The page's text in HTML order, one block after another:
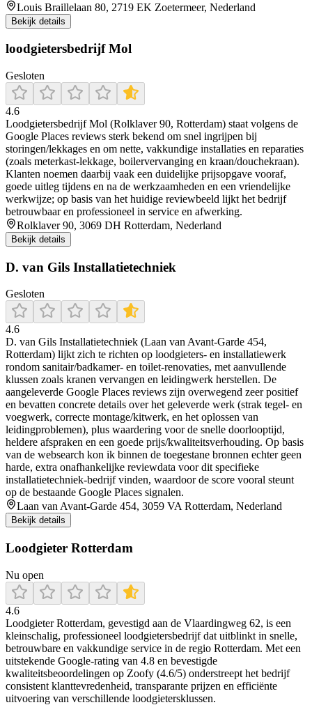
Louis Braillelaan 80, 2719 EK Zoetermeer, Nederland
Bekijk details
loodgietersbedrijf Mol
Gesloten
4.6
Loodgietersbedrijf Mol (Rolklaver 90, Rotterdam) staat volgens de
Google Places reviews sterk bekend om snel ingrijpen bij
storingen/lekkages en om nette, vakkundige installaties en reparaties
(zoals meterkast-lekkage, boilervervanging en kraan/douchekraan).
Klanten noemen daarbij vaak een duidelijke prijsopgave vooraf,
goede uitleg tijdens en na de werkzaamheden en een vriendelijke
werkwijze; op basis van het huidige reviewbeeld lijkt het bedrijf
betrouwbaar en professioneel in service en afwerking.
Rolklaver 90, 3069 DH Rotterdam, Nederland
Bekijk details
D. van Gils Installatietechniek
Gesloten
4.6
D. van Gils Installatietechniek (Laan van Avant-Garde 454,
Rotterdam) lijkt zich te richten op loodgieters- en installatiewerk
rondom sanitair/badkamer- en toilet-renovaties, met aanvullende
klussen zoals kranen vervangen en leidingwerk herstellen. De
aangeleverde Google Places reviews zijn overwegend zeer positief
en bevatten concrete details over het geleverde werk (strak tegel- en
voegwerk, correcte montage/kitwerk, en het oplossen van
leidingproblemen), plus waardering voor de snelle doorlooptijd,
heldere afspraken en een goede prijs/kwaliteitsverhouding. Op basis
van de websearch kon ik binnen de toegestane bronnen echter geen
harde, extra onafhankelijke reviewdata voor dit specifieke
installatietechniek-bedrijf vinden, waardoor de score vooral steunt
op de bestaande Google Places signalen.
Laan van Avant-Garde 454, 3059 VA Rotterdam, Nederland
Bekijk details
Loodgieter Rotterdam
Nu open
4.6
Loodgieter Rotterdam, gevestigd aan de Vlaardingweg 62, is een
kleinschalig, professioneel loodgietersbedrijf dat uitblinkt in snelle,
betrouwbare en vakkundige service in de regio Rotterdam. Met een
uitstekende Google-rating van 4.8 en bevestigde
kwaliteitsbeoordelingen op Zoofy (4.6/5) onderstreept het bedrijf
consistent klanttevredenheid, transparante prijzen en efficiënte
uitvoering van verschillende loodgietersklussen.